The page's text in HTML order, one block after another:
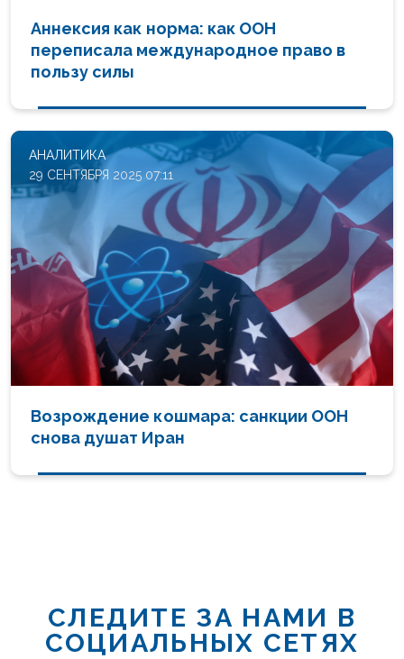
Аннексия как норма: как ООН
переписала международное право в
пользу силы
АНАЛИТИКА
29 СЕНТЯБРЯ 2025 07:11
Возрождение кошмара: санкции ООН
снова душат Иран
СЛЕДИТЕ ЗА НАМИ В
СОЦИАЛЬНЫХ СЕТЯХ